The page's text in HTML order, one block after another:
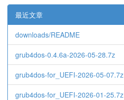
最近文章
downloads/README
grub4dos-0.4.6a-2026-05-28.7z
grub4dos-for_UEFI-2026-05-07.7z
grub4dos-for_UEFI-2026-01-25.7z